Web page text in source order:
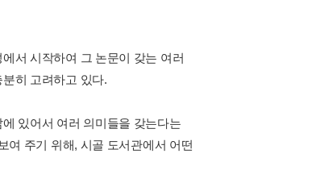
서 시작하여 그 논문이 갖는 여러
히 고려하고 있다.
있어서 여러 의미들을 갖는다는
여 주기 위해, 시골 도서관에서 어떤